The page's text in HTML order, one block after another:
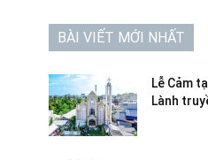
BÀI VIẾT MỚI NHẤT
Lễ Cảm
Lành